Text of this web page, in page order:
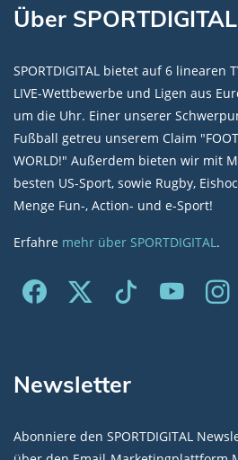
Über SPORTDIGITAL
SPORTDIGITAL bietet auf 6 linearen
LIVE-Wettbewerbe und Ligen aus
um die Uhr. Einer unserer
Fußball getreu unserem Claim
WORLD!" Außerdem bieten wir mit
besten US-Sport, sowie Rugby,
Menge Fun-, Action- und e-Sport!
Erfahre mehr über SPORTDIGITAL.
Newsletter
Abonniere den SPORTDIGITAL